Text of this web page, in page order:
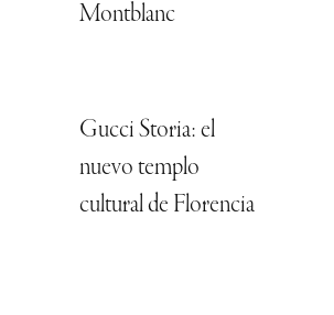
Montblanc
Gucci Storia: el
nuevo templo
cultural de Florencia